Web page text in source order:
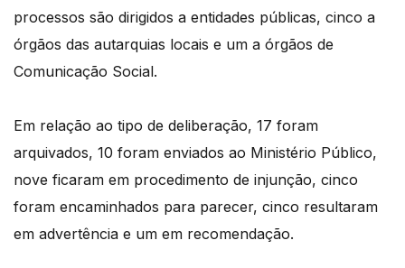
processos são dirigidos a entidades públicas, cinco a
órgãos das autarquias locais e um a órgãos de
Comunicação Social.
Em relação ao tipo de deliberação, 17 foram
arquivados, 10 foram enviados ao Ministério Público,
nove ficaram em procedimento de injunção, cinco
foram encaminhados para parecer, cinco resultaram
em advertência e um em recomendação.